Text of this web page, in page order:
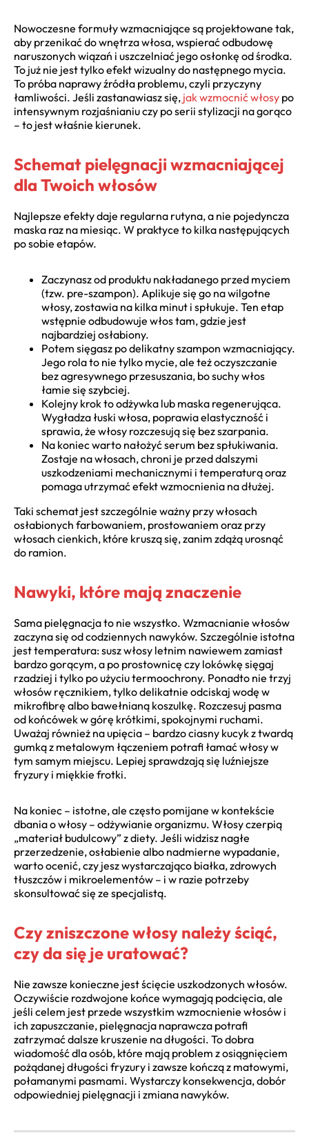
Nowoczesne formuły wzmacniające są projektowane tak,
aby przenikać do wnętrza włosa, wspierać odbudowę
naruszonych wiązań i uszczelniać jego osłonkę od środka.
To już nie jest tylko efekt wizualny do następnego mycia.
To próba naprawy źródła problemu, czyli przyczyny
łamliwości. Jeśli zastanawiasz się, jak wzmocnić włosy po
intensywnym rozjaśnianiu czy po serii stylizacji na gorąco
– to jest właśnie kierunek.
Schemat pielęgnacji wzmacniającej
dla Twoich włosów
Najlepsze efekty daje regularna rutyna, a nie pojedyncza
maska raz na miesiąc. W praktyce to kilka następujących
po sobie etapów.
Zaczynasz od produktu nakładanego przed myciem
(tzw. pre-szampon). Aplikuje się go na wilgotne
włosy, zostawia na kilka minut i spłukuje. Ten etap
wstępnie odbudowuje włos tam, gdzie jest
najbardziej osłabiony.
Potem sięgasz po delikatny szampon wzmacniający.
Jego rola to nie tylko mycie, ale też oczyszczanie
bez agresywnego przesuszania, bo suchy włos
łamie się szybciej.
Kolejny krok to odżywka lub maska regenerująca.
Wygładza łuski włosa, poprawia elastyczność i
sprawia, że włosy rozczesują się bez szarpania.
Na koniec warto nałożyć serum bez spłukiwania.
Zostaje na włosach, chroni je przed dalszymi
uszkodzeniami mechanicznymi i temperaturą oraz
pomaga utrzymać efekt wzmocnienia na dłużej.
Taki schemat jest szczególnie ważny przy włosach
osłabionych farbowaniem, prostowaniem oraz przy
włosach cienkich, które kruszą się, zanim zdążą urosnąć
do ramion.
Nawyki, które mają znaczenie
Sama pielęgnacja to nie wszystko. Wzmacnianie włosów
zaczyna się od codziennych nawyków. Szczególnie istotna
jest temperatura: susz włosy letnim nawiewem zamiast
bardzo gorącym, a po prostownicę czy lokówkę sięgaj
rzadziej i tylko po użyciu termoochrony. Ponadto nie trzyj
włosów ręcznikiem, tylko delikatnie odciskaj wodę w
mikrofibrę albo bawełnianą koszulkę. Rozczesuj pasma
od końcówek w górę krótkimi, spokojnymi ruchami.
Uważaj również na upięcia – bardzo ciasny kucyk z twardą
gumką z metalowym łączeniem potrafi łamać włosy w
tym samym miejscu. Lepiej sprawdzają się luźniejsze
fryzury i miękkie frotki.
Na koniec – istotne, ale często pomijane w kontekście
dbania o włosy – odżywianie organizmu. Włosy czerpią
„materiał budulcowy” z diety. Jeśli widzisz nagłe
przerzedzenie, osłabienie albo nadmierne wypadanie,
warto ocenić, czy jesz wystarczająco białka, zdrowych
tłuszczów i mikroelementów – i w razie potrzeby
skonsultować się ze specjalistą.
Czy zniszczone włosy należy ściąć,
czy da się je uratować?
Nie zawsze konieczne jest ścięcie uszkodzonych włosów.
Oczywiście rozdwojone końce wymagają podcięcia, ale
jeśli celem jest przede wszystkim wzmocnienie włosów i
ich zapuszczanie, pielęgnacja naprawcza potrafi
zatrzymać dalsze kruszenie na długości. To dobra
wiadomość dla osób, które mają problem z osiągnięciem
pożądanej długości fryzury i zawsze kończą z matowymi,
połamanymi pasmami. Wystarczy konsekwencja, dobór
odpowiedniej pielęgnacji i zmiana nawyków.